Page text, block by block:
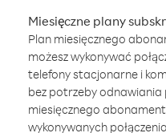
Miesięczne plany
Plan miesięcznego
możesz wykonywać
telefony stacjonarne i
bez potrzeby odnawiania
miesięcznego
wykonywanych